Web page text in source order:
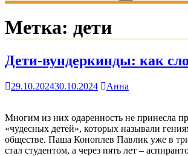
Метка: дети
Дети-вундеркинды: как
29.10.202430.10.2024 Анна
Многим из них одаренность не принесла
«чудесных детей», которых называли
обществе. Паша Коноплев Павлик уже в
стал студентом, а через пять лет –